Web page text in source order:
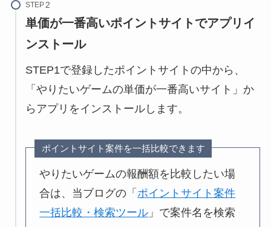
STEP
単価が一番高いポイントサイトでアプリイ
ンストール
STEP1で登録したポイントサイトの中から、
「やりたいゲームの単価が一番高いサイト」か
らアプリをインストールします。
ポイントサイト案件を一括比較できます
やりたいゲームの報酬額を比較したい場
合は、当ブログの「 ポイントサイト案件
一括比較・検索ツール 」で案件名を検索